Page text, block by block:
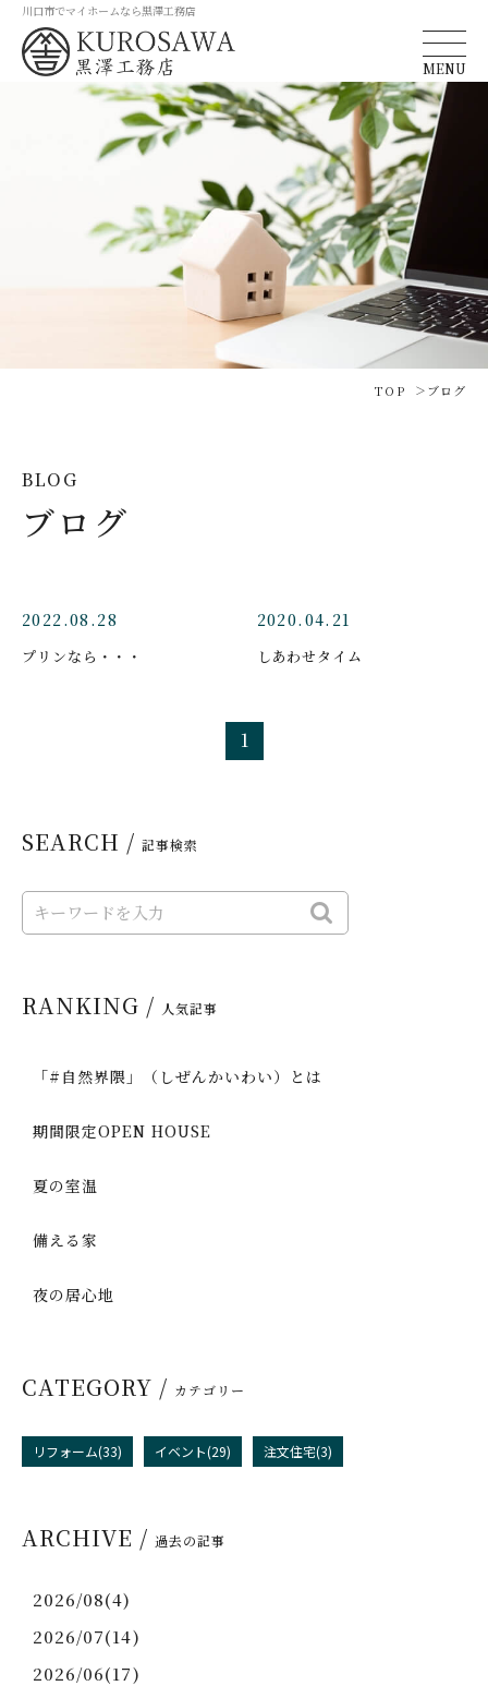
川口市でマイホームなら黒澤工務店
MENU
TOP ブログ
BLOG
ブログ
2022.08.28
プリンなら・・・
2020.04.21
しあわせタイム
1
SEARCH / 記事検索
RANKING / 人気記事
「#自然界隈」（しぜんかいわい）とは
期間限定OPEN HOUSE
夏の室温
備える家
夜の居心地
CATEGORY / カテゴリー
リフォーム(33) イベント(29) 注文住宅(3)
ARCHIVE / 過去の記事
2026/08(4)
2026/07(14)
2026/06(17)